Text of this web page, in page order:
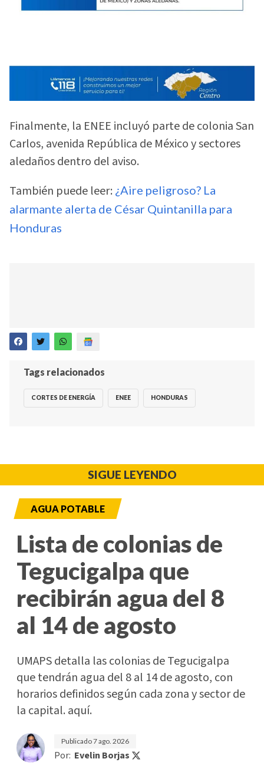
Finalmente, la ENEE incluyó parte de colonia San
Carlos, avenida República de México y sectores
aledaños dentro del aviso.
También puede leer: ¿Aire peligroso? La
alarmante alerta de César Quintanilla para
Honduras
Tags relacionados
CORTES DE ENERGÍA ENEE HONDURAS
SIGUE LEYENDO
AGUA POTABLE
Lista de colonias de
Tegucigalpa que
recibirán agua del 8
al 14 de agosto
UMAPS detalla las colonias de Tegucigalpa
que tendrán agua del 8 al 14 de agosto, con
horarios definidos según cada zona y sector de
la capital. aquí.
Publicado7 ago. 2026
Por: Evelin Borjas